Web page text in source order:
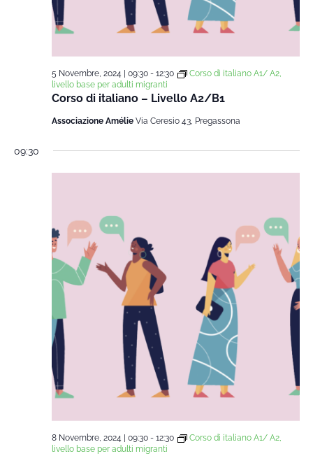
Corso di italiano – Livello A2/B1
5 Novembre, 2024 | 09:30- 12:30
Corso di italiano A1/ A2,
livello base per adulti migranti
Associazione Amélie Via Ceresio 43, Pregassona
09:30
8 Novembre, 2024 | 09:30- 12:30
Corso di italiano A1/ A2,
livello base per adulti migranti